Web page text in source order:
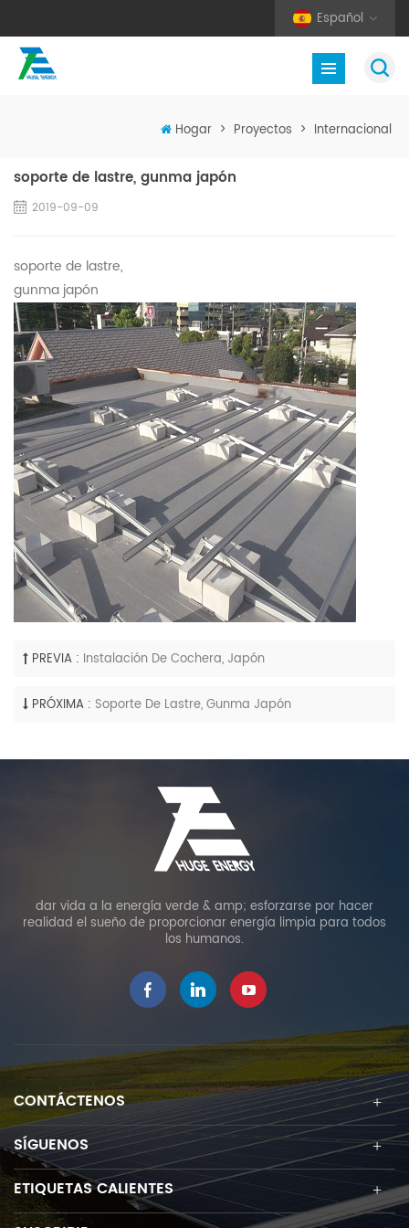
Español
Hogar > Proyectos > Internacional
soporte de lastre, gunma japón
2019-09-09
soporte de lastre,
gunma japón
PREVIA : Instalación De Cochera, Japón
PRÓXIMA : Soporte De Lastre, Gunma Japón
dar vida a la energía verde & amp; esforzarse por hacer
realidad el sueño de proporcionar energía limpia para todos
los humanos.
CONTÁCTENOS
SÍGUENOS
ETIQUETAS CALIENTES